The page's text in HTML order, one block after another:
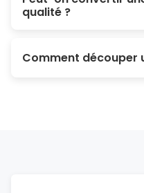
les détails avec voix off
qualité ?
la qualité d’origine, et
Comment découper